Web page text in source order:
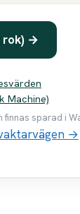
rok) →
Machine)
sparad i
→